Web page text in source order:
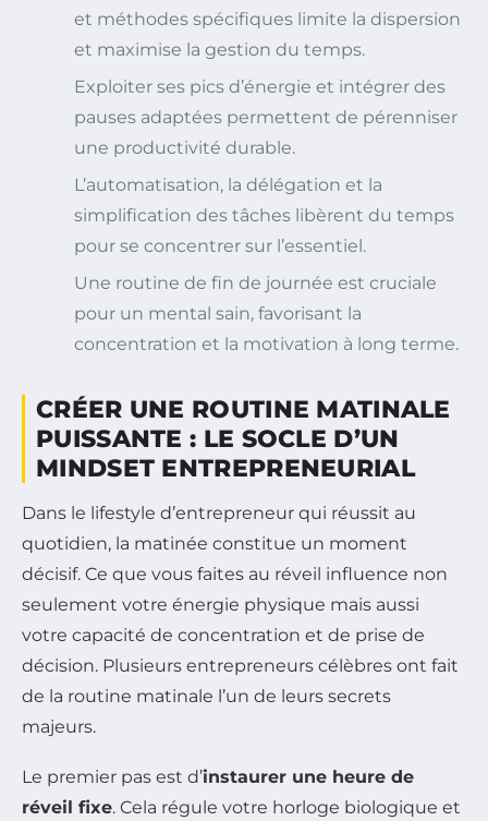
et méthodes spécifiques limite la dispersion
et maximise la gestion du temps.
Exploiter ses pics d’énergie et intégrer des
pauses adaptées permettent de pérenniser
une productivité durable.
L’automatisation, la délégation et la
simplification des tâches libèrent du temps
pour se concentrer sur l’essentiel.
Une routine de fin de journée est cruciale
pour un mental sain, favorisant la
concentration et la motivation à long terme.
CRÉER UNE ROUTINE MATINALE
PUISSANTE : LE SOCLE D’UN
MINDSET ENTREPRENEURIAL
Dans le lifestyle d’entrepreneur qui réussit au
quotidien, la matinée constitue un moment
décisif. Ce que vous faites au réveil influence non
seulement votre énergie physique mais aussi
votre capacité de concentration et de prise de
décision. Plusieurs entrepreneurs célèbres ont fait
de la routine matinale l’un de leurs secrets
majeurs.
Le premier pas est d’instaurer une heure de
réveil fixe. Cela régule votre horloge biologique et